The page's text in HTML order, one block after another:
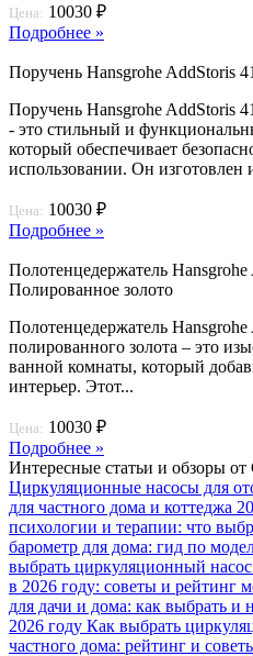
Цена: 10030 ₽
Подробнее »
Поручень Hansgrohe AddStoris
Поручень Hansgrohe AddStoris
- это стильный и
который обеспечивает
использовании. Он изготовлен
Цена: 10030 ₽
Подробнее »
Полотенцедержатель
Полированное золото
Полотенцедержатель
полированного золота – это
ванной комнаты, который
интерьер. Этот...
Цена: 10030 ₽
Подробнее »
Интересные статьи и обзоры от
Циркуляционные насосы для
для частного дома и коттеджа
психологии и терапии: что
барометр для дома: гид по
выбрать циркуляционный
в 2026 году: советы и рейтинг
для дачи и дома: как выбрать и
2026 году Как выбрать
частного дома: рейтинг и